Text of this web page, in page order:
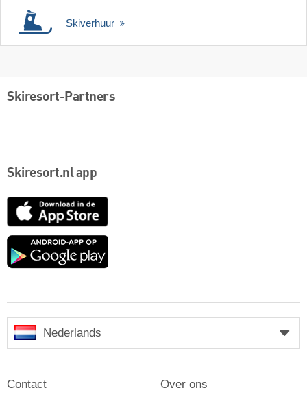
Skiverhuur
Skiresort-Partners
Skiresort.nl app
App
Google
Nederlands
Contact Over ons